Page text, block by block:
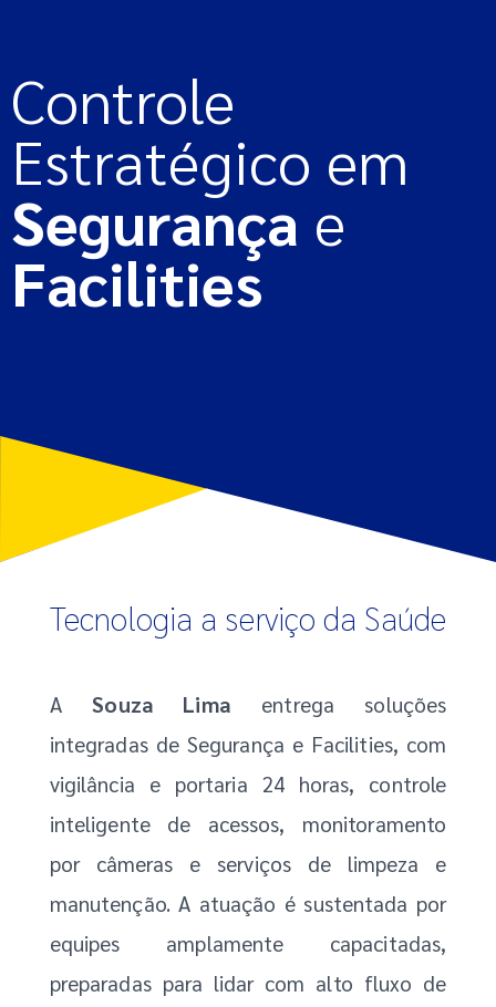
Controle
Estratégico em
Segurança e
Facilities
Tecnologia a serviço da Saúde
ASouza Lima entrega soluções
integradas de Segurança e Facilities, com
vigilância e portaria 24 horas, controle
inteligente de acessos, monitoramento
por câmeras e serviços de limpeza e
manutenção. A atuação é sustentada por
equipes amplamente capacitadas,
preparadas para lidar com alto fluxo de